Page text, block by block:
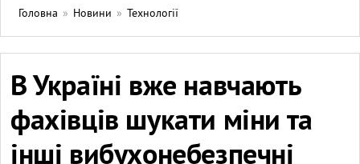
Головна » Новини » Технології
В Україні вже навчають
фахівців шукати міни та